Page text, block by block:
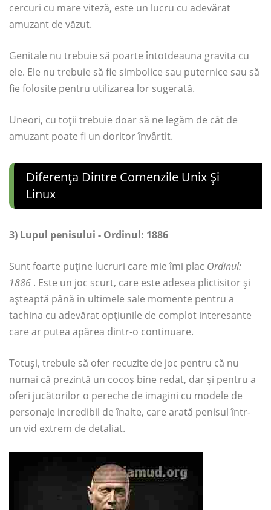
cercuri cu mare viteză, este un lucru cu adevărat
amuzant de văzut.
Genitale nu trebuie să poarte întotdeauna gravita cu
ele. Ele nu trebuie să fie simbolice sau puternice sau să
fie folosite pentru utilizarea lor sugerată.
Uneori, cu toții trebuie doar să ne legăm de cât de
amuzant poate fi un doritor învârtit.
Diferența Dintre Comenzile Unix Și
Linux
3) Lupul penisului - Ordinul: 1886
Sunt foarte puține lucruri care mie îmi plac Ordinul:
1886 . Este un joc scurt, care este adesea plictisitor și
așteaptă până în ultimele sale momente pentru a
tachina cu adevărat opțiunile de complot interesante
care ar putea apărea dintr-o continuare.
Totuși, trebuie să ofer recuzite de joc pentru că nu
numai că prezintă un cocoș bine redat, dar și pentru a
oferi jucătorilor o pereche de imagini cu modele de
personaje incredibil de înalte, care arată penisul într-
un vid extrem de detaliat.